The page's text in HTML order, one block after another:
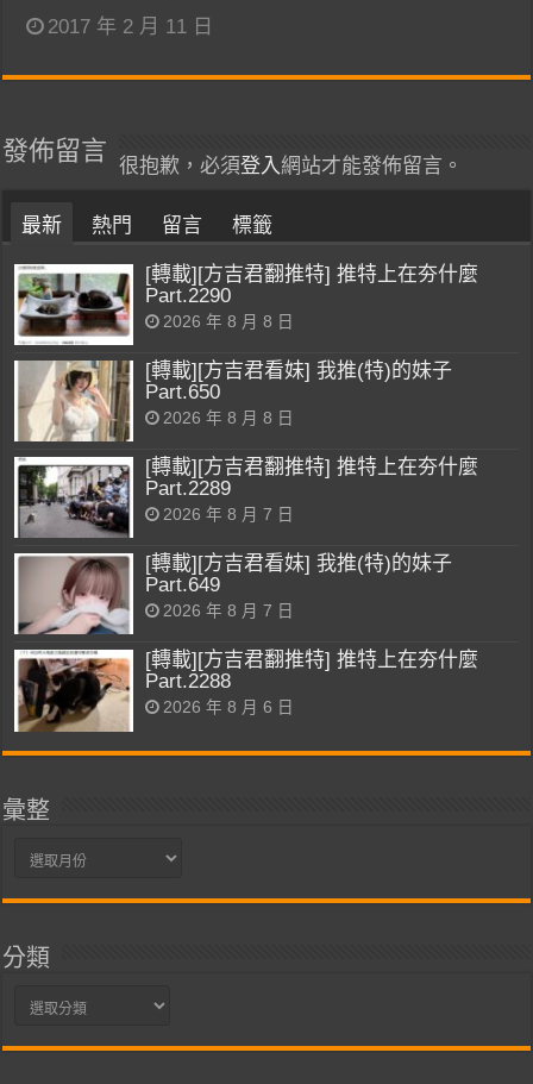
2017 年 2 月 11 日
發佈留言
很抱歉，必須登入 網站才能發佈留言。
最新 熱門 留言 標籤
[轉載][方吉君翻推特] 推特上在夯什麼
Part.2290
2026 年 8 月 8 日
[轉載][方吉君看妹] 我推(特)的妹子
Part.650
2026 年 8 月 8 日
[轉載][方吉君翻推特] 推特上在夯什麼
Part.2289
2026 年 8 月 7 日
[轉載][方吉君看妹] 我推(特)的妹子
Part.649
2026 年 8 月 7 日
[轉載][方吉君翻推特] 推特上在夯什麼
Part.2288
2026 年 8 月 6 日
彙整
彙
分類
分